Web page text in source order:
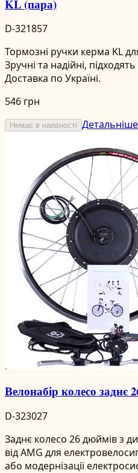
KL (пара)
D-321857
Тормозні ручки керма KL
Зручні та надійні,
Доставка по Україні.
546 грн
Немає в наявності
Велонабір колесо заднє
D-323027
Заднє колесо 26 дюймів з
від AMG для
або модернізації